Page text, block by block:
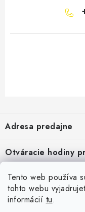
Tento web používa
tohto webu
informácií tu.
p
ä
t
Adresa predajne
Pekárska 4, 941 31
Pozrite si Google
Pozrieť detail mapy »
Otváracie hodiny
Sobota, Nedeľa:
Informácie pre Vás
Napíšte nám
Obchodné podmienky
Facebook